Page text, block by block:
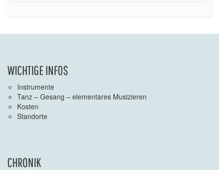
WICHTIGE INFOS
Instrumente
Tanz – Gesang – elementares Musizieren
Kosten
Standorte
CHRONIK